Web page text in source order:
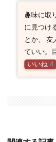
趣味に取
に見つけ
とか、 友
ていい。
いいね 4